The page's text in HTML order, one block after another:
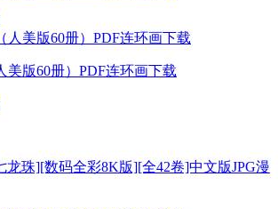
美版60册）PDF连环画下载